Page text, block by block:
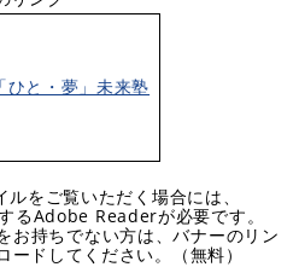
ひと・夢」未来塾
ルをご覧いただく場合には、
るAdobe Readerが必要です。
持ちでない方は、バナーのリン
ードしてください。（無料）